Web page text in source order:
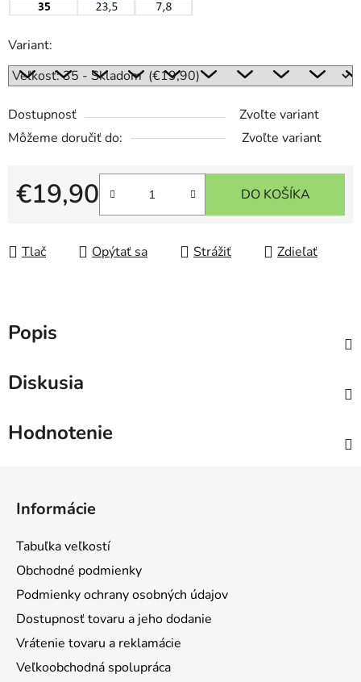
Variant:
Dostupnosť
Zvoľte variant
Môžeme doručiť do:
Zvoľte variant
€19,90
Jednotková cena:
DO KOŠÍKA
Tlač Opýtať sa Strážiť Zdieľať
Popis
Diskusia
Hodnotenie
Informácie
Tabuľka veľkostí
Obchodné podmienky
Podmienky ochrany osobných údajov
Dostupnosť tovaru a jeho dodanie
Vrátenie tovaru a reklamácie
Veľkoobchodná spolupráca